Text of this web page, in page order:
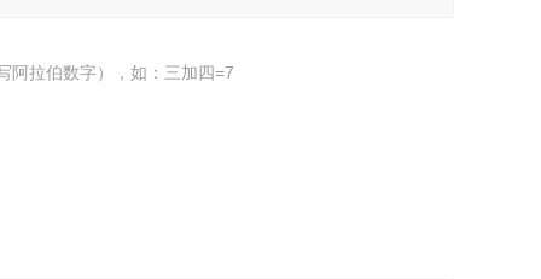
阿拉伯数字），如：三加四=7